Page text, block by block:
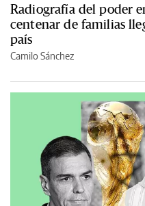
Radiografía del poder
centenar de familias
país
Camilo Sánchez